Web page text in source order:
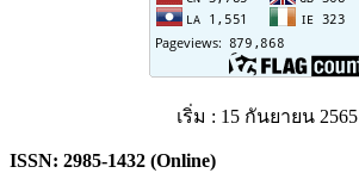
เริ่ม : 15 กันยายน 2565
ISSN: 2985-1432 (Online)